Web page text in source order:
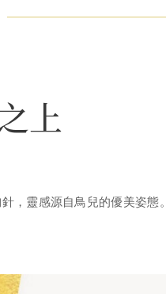
上
，靈感源自鳥兒的優美姿態。